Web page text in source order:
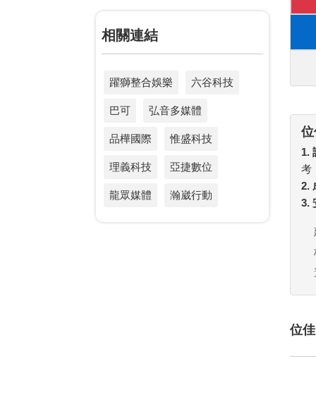
相關連結
躍獅整合娛樂 六谷科技
巴可 弘音多媒體
品樺國際 惟盛科技
理義科技 亞捷數位
龍眾媒體 瀚崴行動
1.
考
2.
3.
位